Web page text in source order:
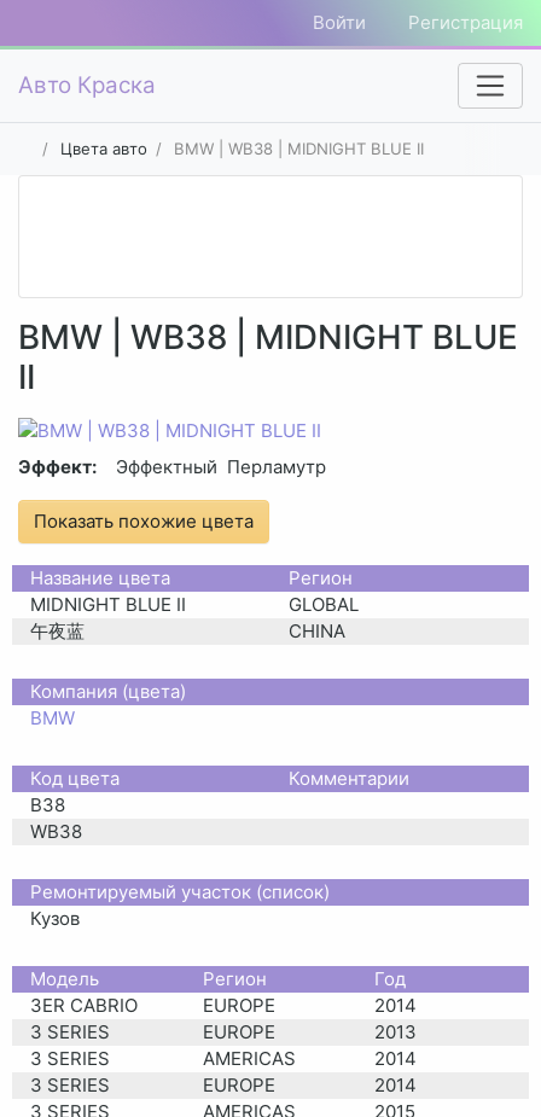
Войти Регистрация
Авто Краска
Цвета авто BMW | WB38 | MIDNIGHT BLUE II
BMW | WB38 | MIDNIGHT BLUE
II
Эффект: Эффектный Перламутр
Показать похожие цвета
Название цвета
Регион
MIDNIGHT BLUE II
GLOBAL
午夜蓝
CHINA
Компания (цвета)
BMW
Код цвета
Комментарии
B38
WB38
Ремонтируемый участок (список)
Кузов
Moдель Регион
Год
3ER CABRIO
EUROPE
2014
3 SERIES
EUROPE
2013
3 SERIES
AMERICAS
2014
3 SERIES
EUROPE
2014
3 SERIES
AMERICAS
2015